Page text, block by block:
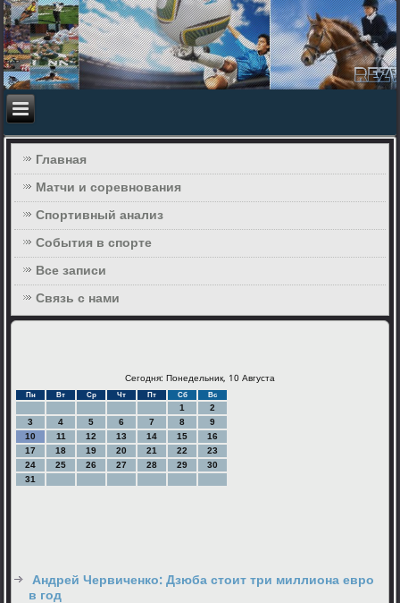
Главная
Матчи и соревнования
Спортивный анализ
События в спорте
Все записи
Связь с нами
Сегодня: Понедельник, 10 Августа
Пн Вт Ср Чт Пт Сб Вс
1
2
3
4 5 6 7 8
9
10
11 12 13 14 15
16
17
18 19 20 21 22
23
24
25 26 27 28 29
30
31
Андрей Червиченко: Дзюба стоит три миллиона евро
в год